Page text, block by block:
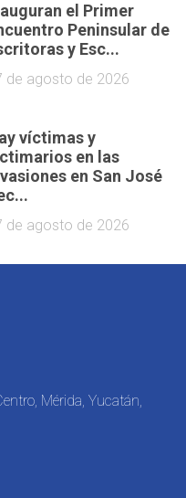
el Primer
Peninsular de
y Esc...
de agosto de 2026
víctimas y
en las
en San José
de agosto de 2026
Mérida, Yucatán,